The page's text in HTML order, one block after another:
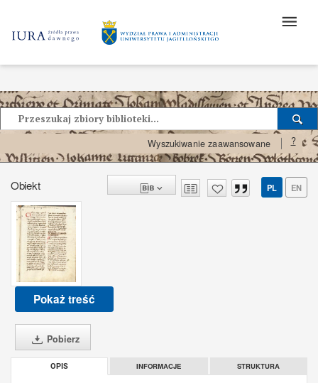
Wyszukiwanie zaawansowane ?
Obiekt PL EN
Pokaż treść
Pobierz
OPIS INFORMACJE STRUKTURA